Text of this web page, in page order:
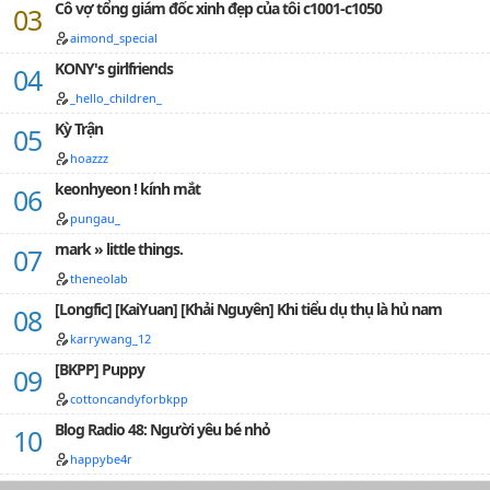
chính: Kim
TaeHyung x
Jeon
hợp diễn: Bọ
ma quỷ linh
tinh ~(Ngoài
Tannie, Kkanji
là một em
mèo màu
trắng được V
nuôi)Clip
Trailer:
nha!…
Cô vợ tổng giám đốc xinh đẹp của tôi c1001-c1050
aimond_special
KONY's girlfriends
_hello_children_
Kỳ Trận
hoazzz
keonhyeon ! kính mắt
pungau_
mark » little things.
theneolab
[Longfic] [KaiYuan] [Khải Nguyên] Khi tiểu dụ thụ là hủ nam
karrywang_12
[BKPP] Puppy
cottoncandyforbkpp
Blog Radio 48: Người yêu bé nhỏ
happybe4r